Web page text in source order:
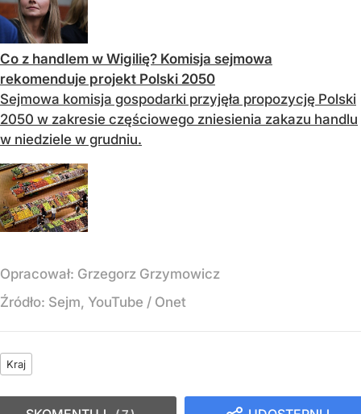
Co z handlem w Wigilię? Komisja sejmowa
rekomenduje projekt Polski 2050
Sejmowa komisja gospodarki przyjęła propozycję Polski
2050 w zakresie częściowego zniesienia zakazu handlu
w niedziele w grudniu.
Opracował: Grzegorz Grzymowicz
Źródło: Sejm, YouTube / Onet
Kraj